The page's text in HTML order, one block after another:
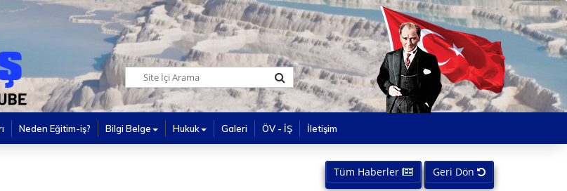
Neden Eğitim-iş? Bilgi Belge Hukuk Galeri ÖV - İŞ İletişim
Geri Dön
Tüm Haberler